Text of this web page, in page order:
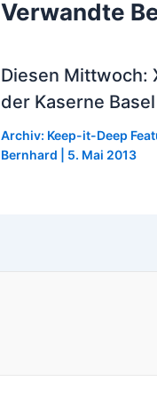
Verwandte
Diesen Mittwoch:
der Kaserne Basel
Archiv: Keep-it-Deep
Bernhard
5. Mai 2013